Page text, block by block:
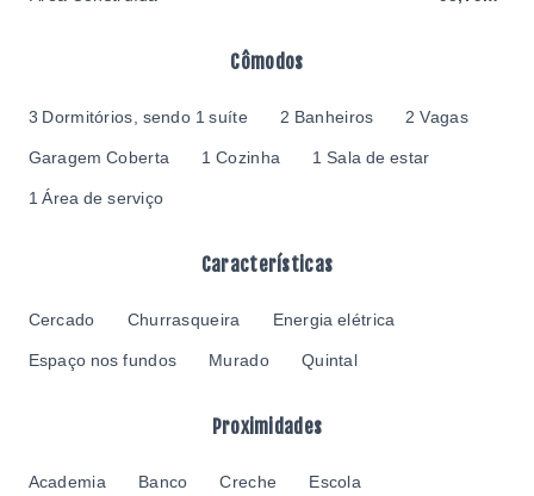
Cômodos
3 Dormitórios, sendo 1 suíte 2 Banheiros 2 Vagas
Garagem Coberta 1 Cozinha 1 Sala de estar
1 Área de serviço
Características
Cercado Churrasqueira Energia elétrica
Espaço nos fundos Murado Quintal
Proximidades
Academia Banco Creche Escola